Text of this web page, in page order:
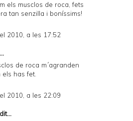
els musclos de roca, fets
tan senzilla i boníssims!
2010, a les 17:52
de roca m´agranden
els has fet.
2010, a les 22:09